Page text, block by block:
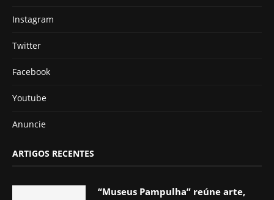
Instagram
Twitter
Facebook
Youtube
Anuncie
ARTIGOS RECENTES
“Museus Pampulha” reúne arte,